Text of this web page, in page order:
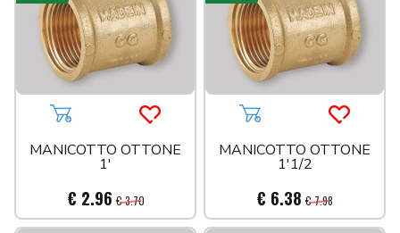
Aggiungi al carrelloAcquista più tardi
MANICOTTO OTTONE
1'
€ 2.96 € 3.70
Aggiungi al carrello
MANICOTTO OTTONE
1'1/2
€ 6.38 € 7.98